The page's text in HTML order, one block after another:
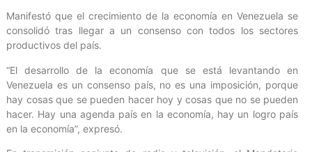
Manifestó que el crecimiento de la economía en Venezuela se
consolidó tras llegar a un consenso con todos los sectores
productivos del país.
“El desarrollo de la economía que se está levantando en
Venezuela es un consenso país, no es una imposición, porque
hay cosas que se pueden hacer hoy y cosas que no se pueden
hacer. Hay una agenda país en la economía, hay un logro país
en la economía”, expresó.